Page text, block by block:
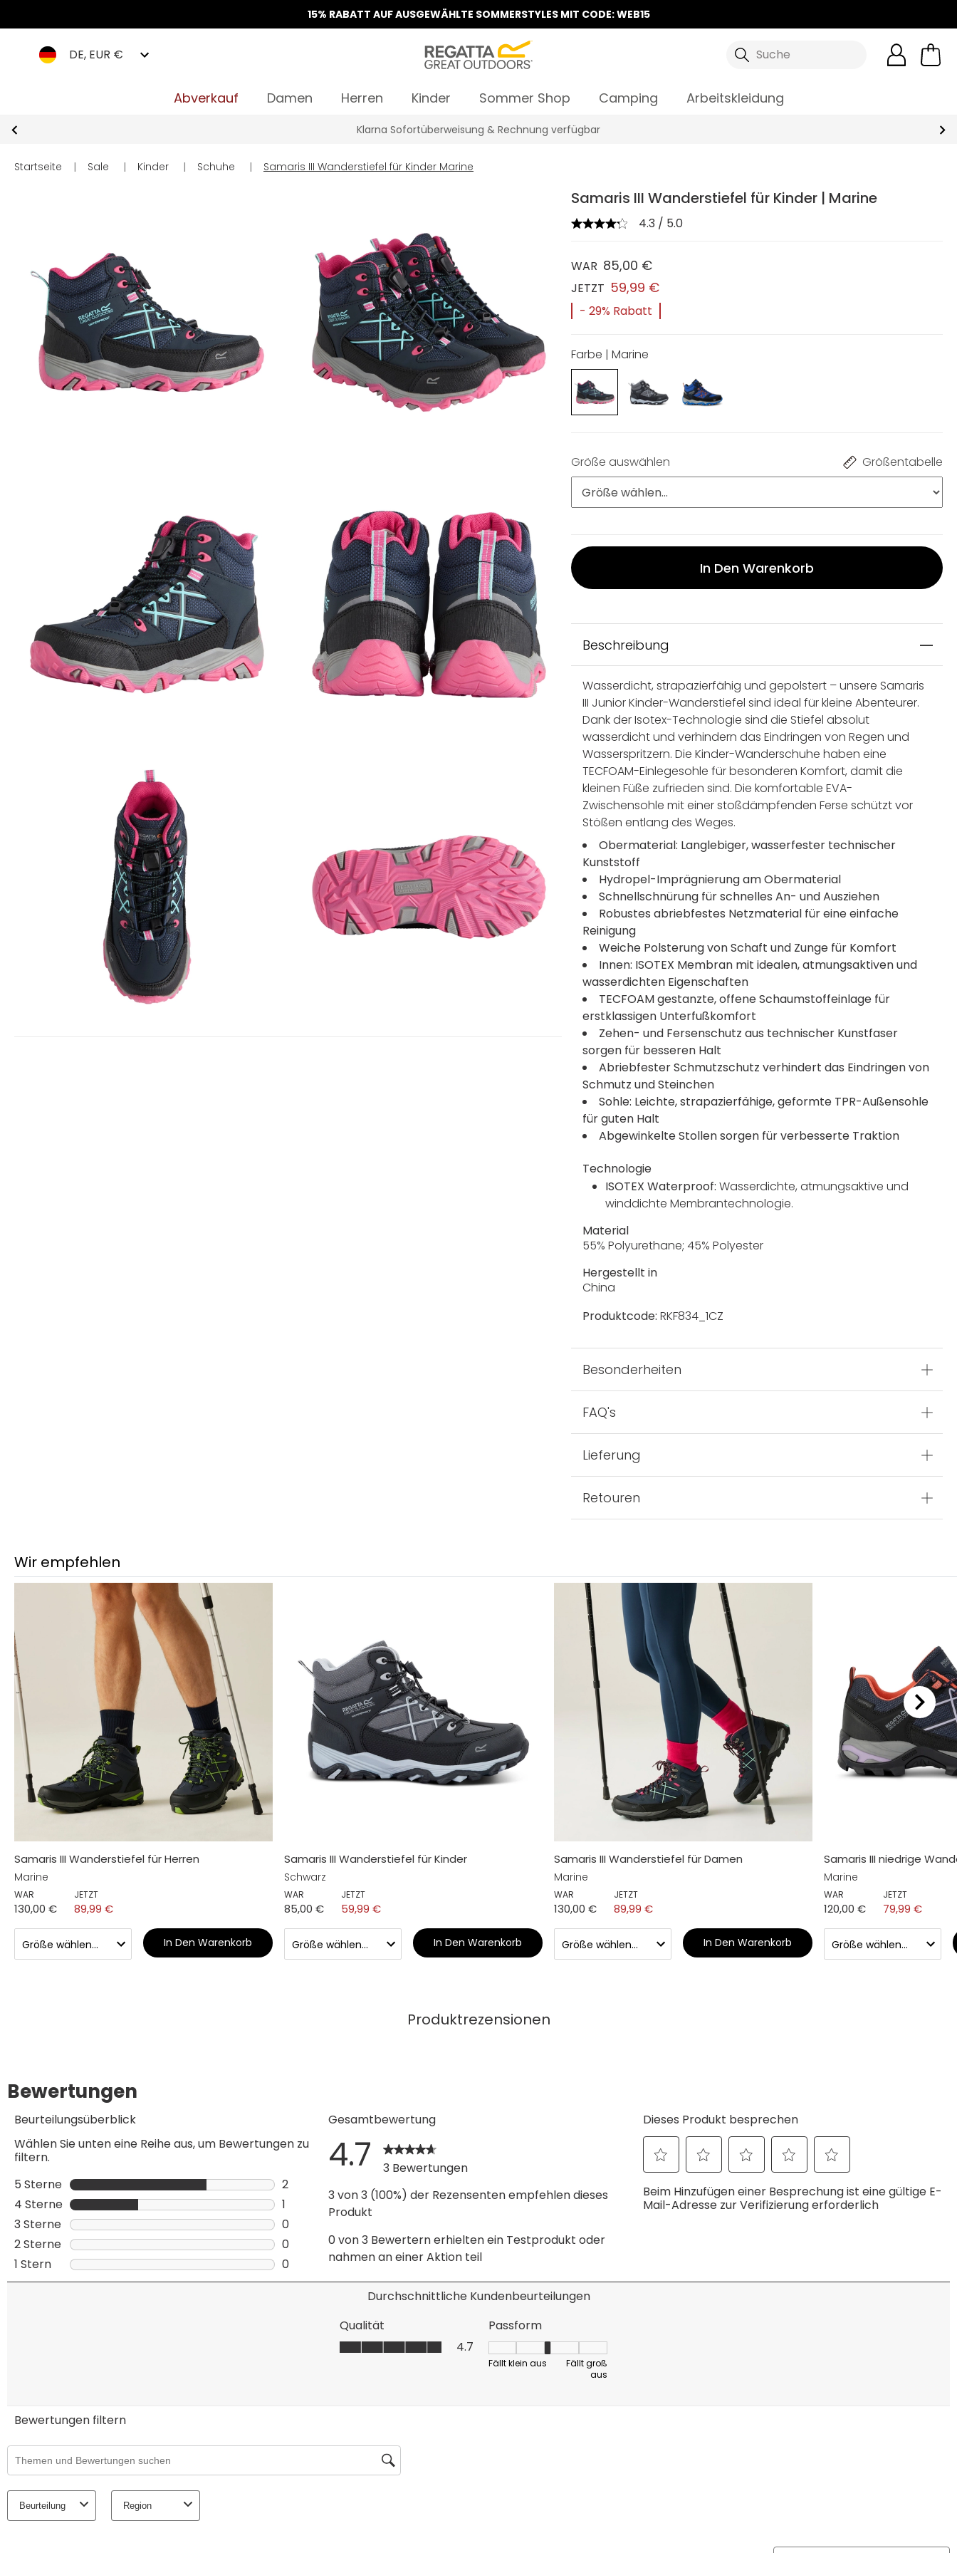
15% RABATT AUF AUSGEWÄHLTE SOMMERSTYLES MIT CODE: WEB15
DE, EUR € Suche
Abverkauf Damen Herren Kinder Sommer Shop Camping Arbeitskleidung
Klarna Sofortüberweisung & Rechnung verfügbar
Startseite | Sale | Kinder | Schuhe | Samaris III Wanderstiefel für Kinder Marine
Samaris III Wanderstiefel für Kinder | Marine
4.3 / 5.0
WAR 85,00 €
JETZT 59,99 €
- 29% Rabatt
Farbe | Marine
Größe auswählen Größentabelle
In Den Warenkorb
Beschreibung
Wasserdicht, strapazierfähig und gepolstert – unsere Samaris
III Junior Kinder-Wanderstiefel sind ideal für kleine Abenteurer.
Dank der Isotex-Technologie sind die Stiefel absolut
wasserdicht und verhindern das Eindringen von Regen und
Wasserspritzern. Die Kinder-Wanderschuhe haben eine
TECFOAM-Einlegesohle für besonderen Komfort, damit die
kleinen Füße zufrieden sind. Die komfortable EVA-
Zwischensohle mit einer stoßdämpfenden Ferse schützt vor
Stößen entlang des Weges.
Obermaterial: Langlebiger, wasserfester technischer
Kunststoff
Hydropel-Imprägnierung am Obermaterial
Schnellschnürung für schnelles An- und Ausziehen
Robustes abriebfestes Netzmaterial für eine einfache
Reinigung
Weiche Polsterung von Schaft und Zunge für Komfort
Innen: ISOTEX Membran mit idealen, atmungsaktiven und
wasserdichten Eigenschaften
TECFOAM gestanzte, offene Schaumstoffeinlage für
erstklassigen Unterfußkomfort
Zehen- und Fersenschutz aus technischer Kunstfaser
sorgen für besseren Halt
Abriebfester Schmutzschutz verhindert das Eindringen von
Schmutz und Steinchen
Sohle: Leichte, strapazierfähige, geformte TPR-Außensohle
für guten Halt
Abgewinkelte Stollen sorgen für verbesserte Traktion
Technologie
ISOTEX Waterproof:Wasserdichte, atmungsaktive und
winddichte Membrantechnologie.
Material
55% Polyurethane; 45% Polyester
Hergestellt in
China
Produktcode: RKF834_1CZ
Besonderheiten
FAQ's
Lieferung
Retouren
Wir empfehlen
Samaris III Wanderstiefel für Herren
Marine
WAR
130,00 €
JETZT
89,99 €
In Den Warenkorb
Samaris III Wanderstiefel für Kinder
Schwarz
WAR
85,00 €
JETZT
59,99 €
In Den Warenkorb
Samaris III Wanderstiefel für Damen
Marine
WAR
130,00 €
JETZT
89,99 €
In Den Warenkorb
Samaris III niedrige
Marine
WAR
120,00 €
JETZT
79,99 €
Produktrezensionen